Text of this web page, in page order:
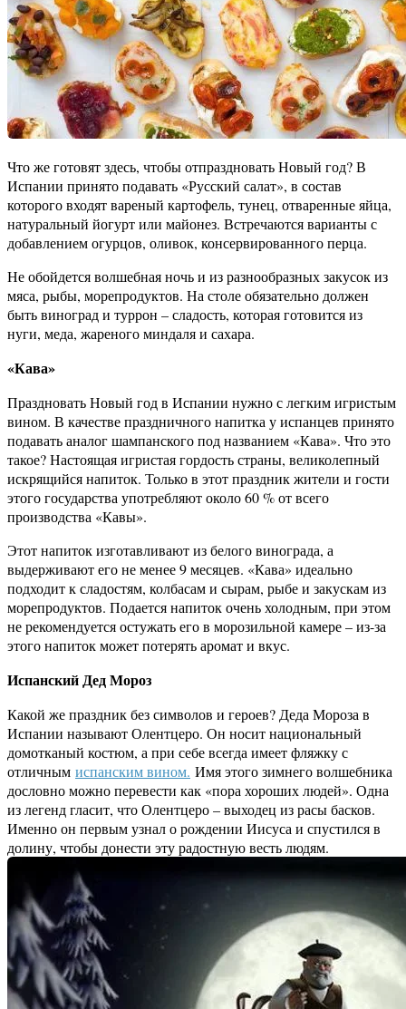
Что же готовят здесь, чтобы отпраздновать Новый год? В
Испании принято подавать «Русский салат», в состав
которого входят вареный картофель, тунец, отваренные яйца,
натуральный йогурт или майонез. Встречаются варианты с
добавлением огурцов, оливок, консервированного перца.
Не обойдется волшебная ночь и из разнообразных закусок из
мяса, рыбы, морепродуктов. На столе обязательно должен
быть виноград и туррон – сладость, которая готовится из
нуги, меда, жареного миндаля и сахара.
«Кава»
Праздновать Новый год в Испании нужно с легким игристым
вином. В качестве праздничного напитка у испанцев принято
подавать аналог шампанского под названием «Кава». Что это
такое? Настоящая игристая гордость страны, великолепный
искрящийся напиток. Только в этот праздник жители и гости
этого государства употребляют около 60 % от всего
производства «Кавы».
Этот напиток изготавливают из белого винограда, а
выдерживают его не менее 9 месяцев. «Кава» идеально
подходит к сладостям, колбасам и сырам, рыбе и закускам из
морепродуктов. Подается напиток очень холодным, при этом
не рекомендуется остужать его в морозильной камере – из-за
этого напиток может потерять аромат и вкус.
Испанский Дед Мороз
Какой же праздник без символов и героев? Деда Мороза в
Испании называют Олентцеро. Он носит национальный
домотканый костюм, а при себе всегда имеет фляжку с
отличным испанским вином. Имя этого зимнего волшебника
дословно можно перевести как «пора хороших людей». Одна
из легенд гласит, что Олентцеро – выходец из расы басков.
Именно он первым узнал о рождении Иисуса и спустился в
долину, чтобы донести эту радостную весть людям.